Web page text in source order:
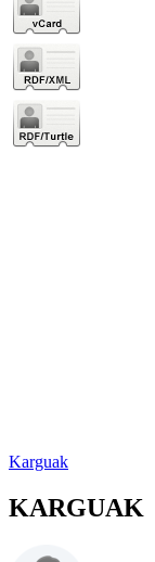
Karguak
KARGUAK